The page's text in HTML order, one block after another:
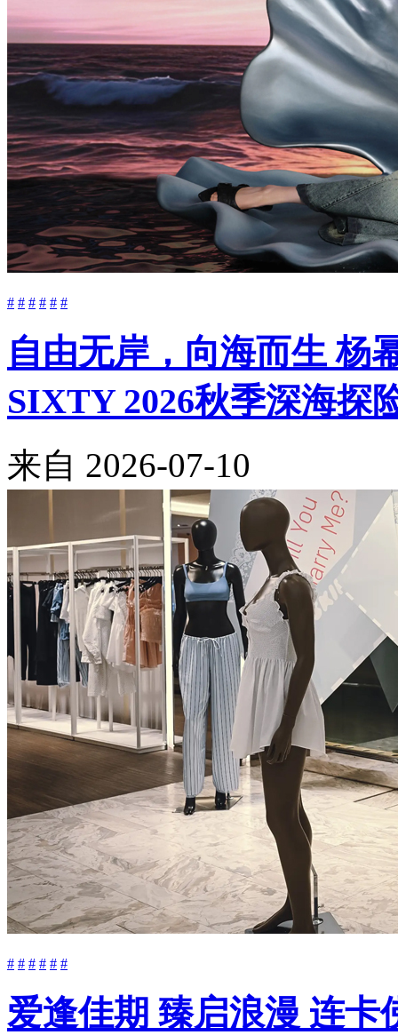
# # # # # #
自由无岸，向海而生 杨
SIXTY 2026秋季深海探
来自 2026-07-10
# # # # # #
爱逢佳期 臻启浪漫 连卡